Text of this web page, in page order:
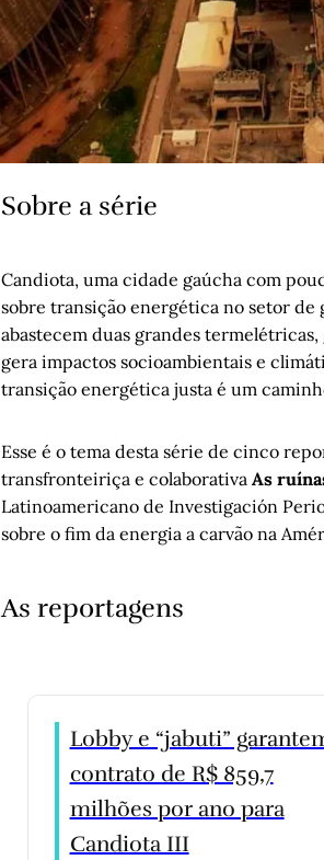
Sobre a série
Candiota, uma cidade gaúcha com
sobre transição energética no setor de
abastecem duas grandes
gera impactos socioambientais e
transição energética justa é um
Esse é o tema desta série de cinco
transfronteiriça e colaborativa As
Latinoamericano de Investigación
sobre o fim da energia a carvão na
As reportagens
Lobby e “jabuti”
contrato de R$ 859,7
milhões por ano para
Candiota III